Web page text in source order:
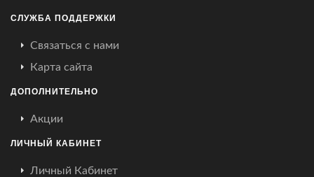
СЛУЖБА ПОДДЕРЖКИ
Связаться с нами
Карта сайта
ДОПОЛНИТЕЛЬНО
Акции
ЛИЧНЫЙ КАБИНЕТ
Личный Кабинет